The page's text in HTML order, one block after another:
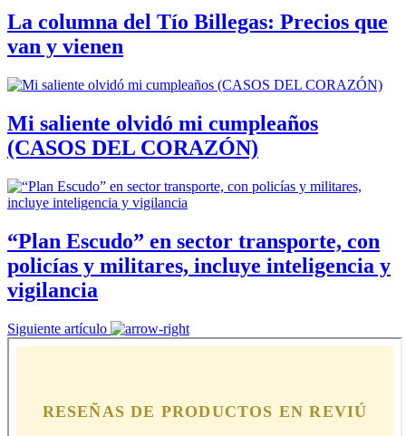
La columna del Tío Billegas: Precios que
van y vienen
Mi saliente olvidó mi cumpleaños
(CASOS DEL CORAZÓN)
“Plan Escudo” en sector transporte, con
policías y militares, incluye inteligencia y
vigilancia
Siguiente artículo